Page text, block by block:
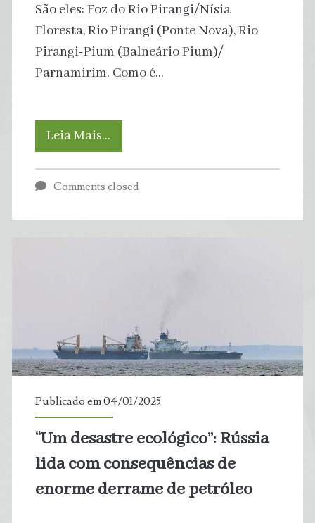
São eles: Foz do Rio Pirangi/Nísia
Floresta, Rio Pirangi (Ponte Nova), Rio
Pirangi-Pium (Balneário Pium)/
Parnamirim. Como é…
Leia Mais…
aponta
para
banho
Grande
Comments closed
Publicado em 04/01/2025
“Um desastre ecológico”: Rússia
lida com consequências de
enorme derrame de petróleo